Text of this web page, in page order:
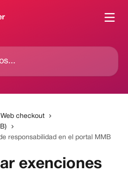
Web checkout
responsabilidad en el portal MMB
exenciones